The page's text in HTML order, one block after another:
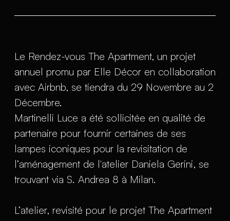
Le Rendez-vous The Apartment, un projet
annuel promu par Elle Décor en collaboration
avec Airbnb, se tiendra du 29 Novembre au 2
Décembre.
Martinelli Luce a été sollicitée en qualité de
partenaire pour fournir certaines de ses
lampes iconiques pour la revisitation de
l’aménagement de l'atelier Daniela Gerini, se
trouvant via S. Andrea 8 à Milan.
L’atelier, revisité pour le projet The Apartment